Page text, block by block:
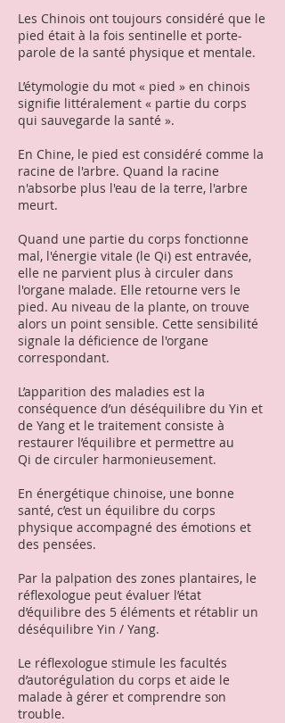
Les Chinois ont toujours considéré que le
pied était à la fois sentinelle et porte-
parole de la santé physique et mentale.
L’étymologie du mot « pied » en chinois
signifie littéralement « partie du corps
qui sauvegarde la santé ».
En Chine, le pied est considéré comme la
racine de l'arbre. Quand la racine
n'absorbe plus l'eau de la terre, l'arbre
meurt.
Quand une partie du corps fonctionne
mal, l'énergie vitale (le Qi) est entravée,
elle ne parvient plus à circuler dans
l'organe malade. Elle retourne vers le
pied. Au niveau de la plante, on trouve
alors un point sensible. Cette sensibilité
signale la déficience de l'organe
correspondant.
L’apparition des maladies est la
conséquence d’un déséquilibre du Yin et
de Yang et le traitement consiste à
restaurer l’équilibre et permettre au
Qi de circuler harmonieusement.
En énergétique chinoise, une bonne
santé, c’est un équilibre du corps
physique accompagné des émotions et
des pensées.
Par la palpation des zones plantaires, le
réflexologue peut évaluer l’état
d’équilibre des 5 éléments et rétablir un
déséquilibre Yin / Yang.
Le réflexologue stimule les facultés
d’autorégulation du corps et aide le
malade à gérer et comprendre son
trouble.